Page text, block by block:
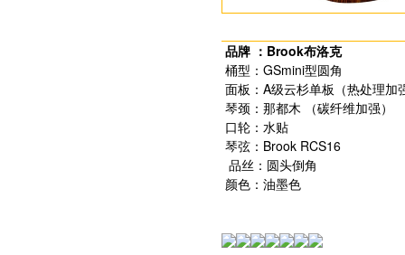
品牌 ：Brook布洛克
桶型：GSmini型圆角
面板：A级云杉单板（热处理
琴颈：那都木 （碳纤维加强）
口轮：水贴
琴弦：Brook RCS16
品丝：圆头倒角
颜色：油墨色